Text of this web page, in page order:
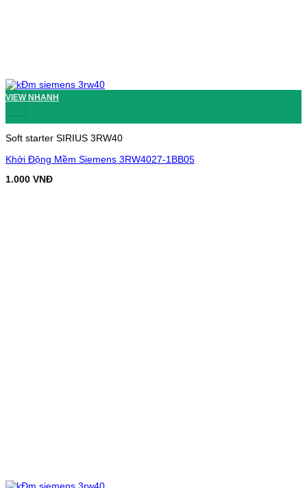
+
VIEW NHANH
Soft starter SIRIUS 3RW40
Khởi Động Mềm Siemens 3RW4027-1BB05
1.000 VNĐ